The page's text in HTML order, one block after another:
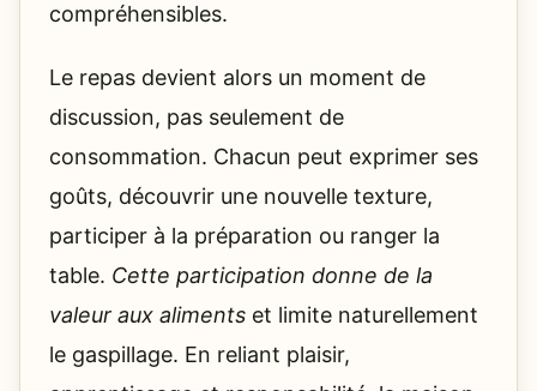
compréhensibles.
Le repas devient alors un moment de
discussion, pas seulement de
consommation. Chacun peut exprimer ses
goûts, découvrir une nouvelle texture,
participer à la préparation ou ranger la
table. Cette participation donne de la
valeur aux aliments et limite naturellement
le gaspillage. En reliant plaisir,